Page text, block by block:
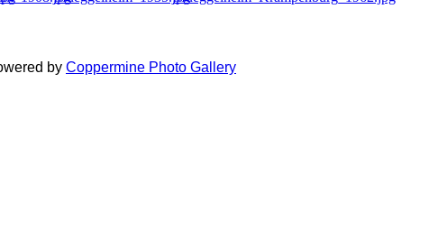
by Coppermine Photo Gallery